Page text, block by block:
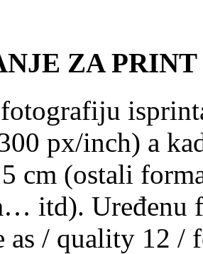
ZA PRINT
px/inch) a
cm (ostali
itd). Uređenu
as / quality 12 /